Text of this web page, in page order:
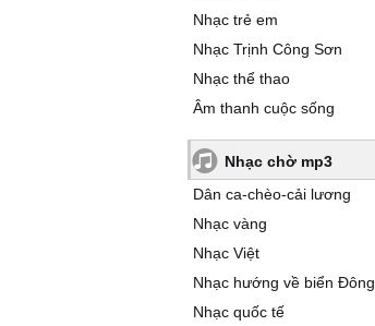
Nhạc trẻ em
Nhạc Trịnh Công Sơn
Nhạc thể thao
Âm thanh cuộc sống
Nhạc chờ mp3
Dân ca-chèo-cải lương
Nhạc vàng
Nhạc Việt
Nhạc hướng về biển Đông
Nhạc quốc tế